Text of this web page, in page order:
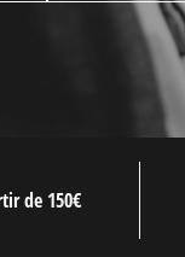
de 150€